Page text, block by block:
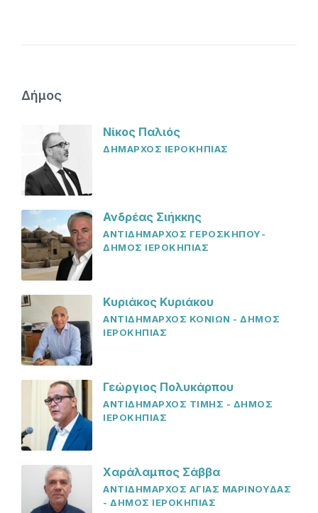
Δήμος
Νίκος Παλιός
ΔΗΜΑΡΧΟΣ ΙΕΡΟΚΗΠΙΑΣ
Ανδρέας Σιήκκης
ΑΝΤΙΔΗΜΑΡΧΟΣ ΓΕΡΟΣΚΗΠΟΥ-
ΔΗΜΟΣ ΙΕΡΟΚΗΠΙΑΣ
Κυριάκος Κυριάκου
ΑΝΤΙΔΗΜΑΡΧΟΣ ΚΟΝΙΩΝ - ΔΗΜΟΣ
ΙΕΡΟΚΗΠΙΑΣ
Γεώργιος Πολυκάρπου
ΑΝΤΙΔΗΜΑΡΧΟΣ ΤΙΜΗΣ - ΔΗΜΟΣ
ΙΕΡΟΚΗΠΙΑΣ
Χαράλαμπος Σάββα
ΑΝΤΙΔΗΜΑΡΧΟΣ ΑΓΙΑΣ ΜΑΡΙΝΟΥΔΑΣ
- ΔΗΜΟΣ ΙΕΡΟΚΗΠΙΑΣ